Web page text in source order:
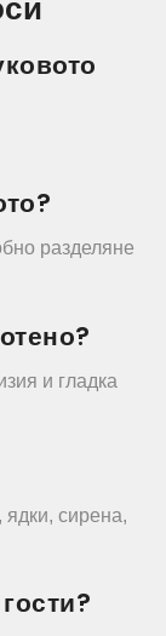
разделяне
и гладка
сирена,